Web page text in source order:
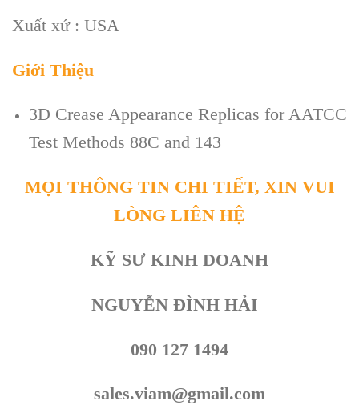
Xuất xứ : USA
Giới Thiệu
3D Crease Appearance Replicas for AATCC
Test Methods 88C and 143
MỌI THÔNG TIN CHI TIẾT, XIN VUI
LÒNG LIÊN HỆ
KỸ SƯ KINH DOANH
NGUYỄN ĐÌNH HẢI
090 127 1494
sales.viam@gmail.com